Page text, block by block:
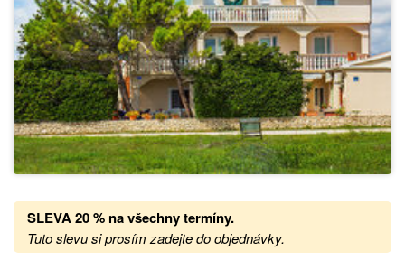
SLEVA 20 % na všechny termíny.
Tuto slevu si prosím zadejte do objednávky.